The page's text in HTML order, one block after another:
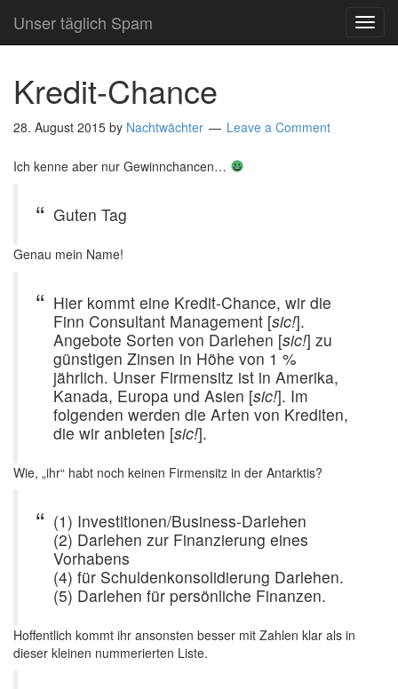
Unser täglich Spam
Kredit-Chance
28. August 2015 by Nachtwächter Leave a Comment
Ich kenne aber nur Gewinnchancen…
Guten Tag
Genau mein Name!
Hier kommt eine Kredit-Chance, wir die
Finn Consultant Management [sic!].
Angebote Sorten von Darlehen [sic!] zu
günstigen Zinsen in Höhe von 1 %
jährlich. Unser Firmensitz ist in Amerika,
Kanada, Europa und Asien [sic!]. Im
folgenden werden die Arten von Krediten,
die wir anbieten [sic!].
Wie, „ihr“ habt noch keinen Firmensitz in der Antarktis?
(1) Investitionen/Business-Darlehen
(2) Darlehen zur Finanzierung eines
Vorhabens
(4) für Schuldenkonsolidierung Darlehen.
(5) Darlehen für persönliche Finanzen.
Hoffentlich kommt ihr ansonsten besser mit Zahlen klar als in
dieser kleinen nummerierten Liste.